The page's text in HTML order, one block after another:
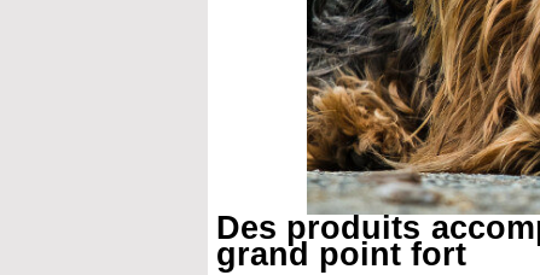
Des produits
grand point fort